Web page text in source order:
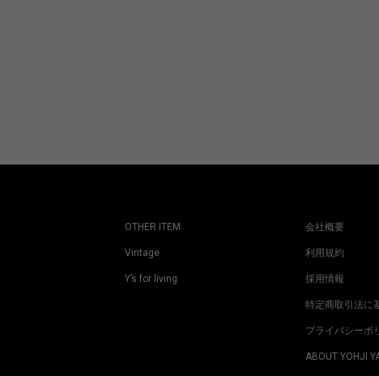
OTHER ITEM
Vintage
Y’s for living
会社概要
利用規約
採用情報
特定商取引法に
プライバシーポ
ABOUT YOHJI